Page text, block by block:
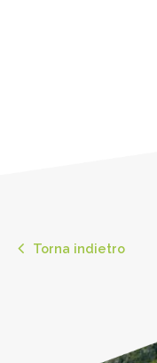
Torna indietro